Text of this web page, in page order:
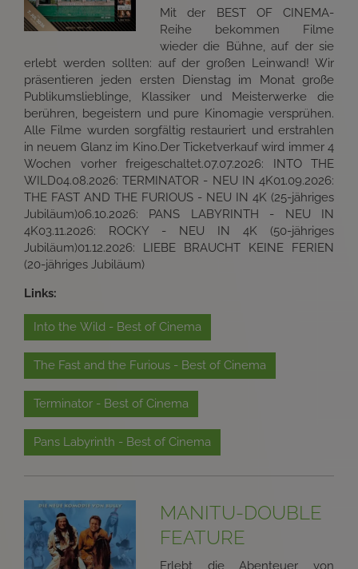
Mit der BEST OF CINEMA-
Reihe bekommen Filme
wieder die Bühne, auf der sie
erlebt werden sollten: auf der großen Leinwand! Wir
präsentieren jeden ersten Dienstag im Monat große
Publikumslieblinge, Klassiker und Meisterwerke die
berühren, begeistern und pure Kinomagie versprühen.
Alle Filme wurden sorgfältig restauriert und erstrahlen
in neuem Glanz im Kino.Der Ticketverkauf wird immer 4
Wochen vorher freigeschaltet.07.07.2026: INTO THE
WILD04.08.2026: TERMINATOR - NEU IN 4K01.09.2026:
THE FAST AND THE FURIOUS - NEU IN 4K (25-jähriges
Jubiläum)06.10.2026: PANS LABYRINTH - NEU IN
4K03.11.2026: ROCKY - NEU IN 4K (50-jähriges
Jubiläum)01.12.2026: LIEBE BRAUCHT KEINE FERIEN
(20-jähriges Jubiläum)
Links:
Into the Wild - Best of Cinema
The Fast and the Furious - Best of Cinema
Terminator - Best of Cinema
Pans Labyrinth - Best of Cinema
MANITU-DOUBLE
FEATURE
Erlebt die Abenteuer von